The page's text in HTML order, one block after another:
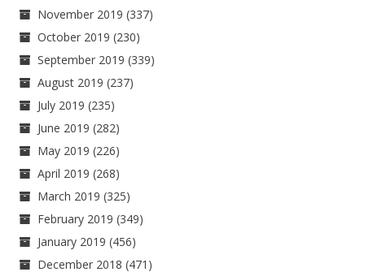
November 2019 (337)
October 2019 (230)
September 2019 (339)
August 2019 (237)
July 2019 (235)
June 2019 (282)
May 2019 (226)
April 2019 (268)
March 2019 (325)
February 2019 (349)
January 2019 (456)
December 2018 (471)